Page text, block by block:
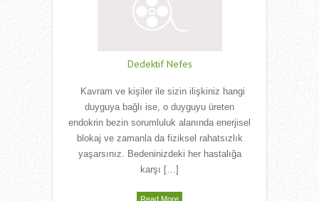
Dedektif Nefes
Kavram ve kişiler ile sizin ilişkiniz hangi
duyguya bağlı ise, o duyguyu üreten
endokrin bezin sorumluluk alanında enerjisel
blokaj ve zamanla da fiziksel rahatsızlık
yaşarsınız. Bedeninizdeki her hastalığa
karşı […]
Read More